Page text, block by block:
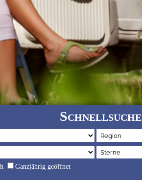
Schnellsuche
Ganzjährig geöffnet